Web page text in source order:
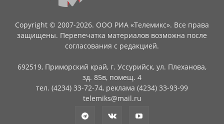
Copyright © 2007-2026. ООО РИА «Телемикс». Все права
защищены. Перепечатка материалов возможна после
согласования с редакцией.
692519, Приморский край, г. Уссурийск, ул. Плеханова,
зд. 85в, помещ. 4
тел. (4234) 33-72-74, реклама (4234) 33-93-99
telemiks@mail.ru